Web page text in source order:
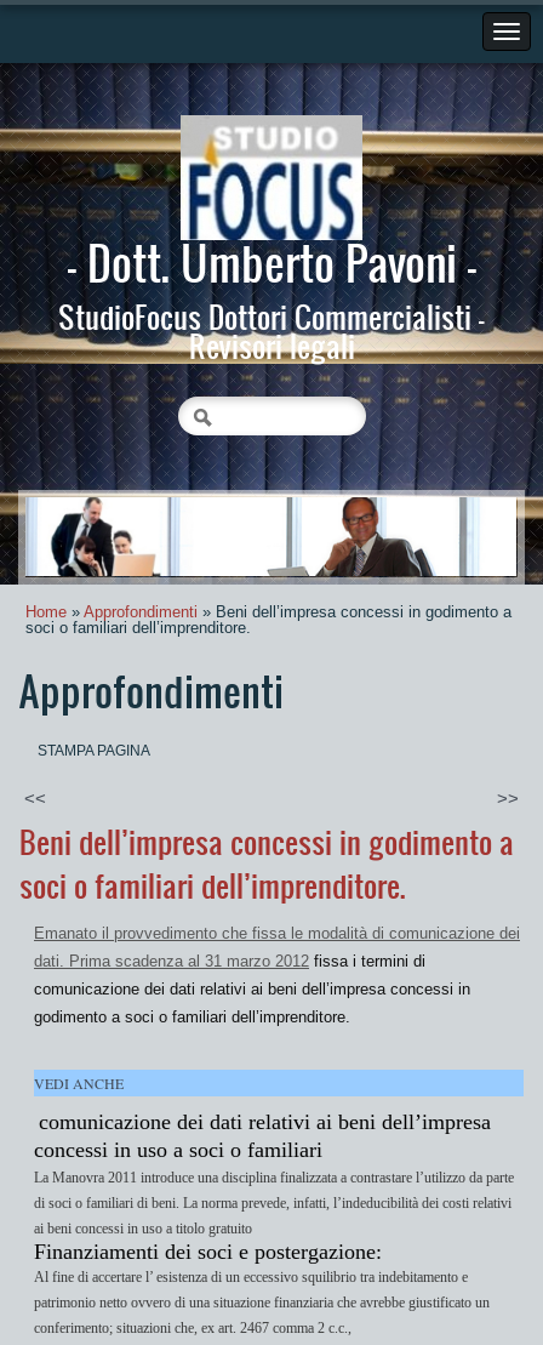
- Dott. Umberto Pavoni -
StudioFocus Dottori Commercialisti -
Revisori legali
Home » Approfondimenti » Beni dell’impresa concessi in godimento a
soci o familiari dell’imprenditore.
Approfondimenti
STAMPA PAGINA
<< >>
Beni dell’impresa concessi in godimento a
soci o familiari dell’imprenditore.
Emanato il provvedimento che fissa le modalità di comunicazione dei
dati. Prima scadenza al 31 marzo 2012 fissa i termini di
comunicazione dei dati relativi ai beni dell’impresa concessi in
godimento a soci o familiari dell’imprenditore.
VEDI ANCHE
comunicazione dei dati relativi ai beni dell’impresa
concessi in uso a soci o familiari
La Manovra 2011 introduce una disciplina finalizzata a contrastare l’utilizzo da parte
di soci o familiari di beni. La norma prevede, infatti, l’indeducibilità dei costi relativi
ai beni concessi in uso a titolo gratuito
Finanziamenti dei soci e postergazione:
Al fine di accertare l’ esistenza di un eccessivo squilibrio tra indebitamento e
patrimonio netto ovvero di una situazione finanziaria che avrebbe giustificato un
conferimento; situazioni che, ex art. 2467 comma 2 c.c.,